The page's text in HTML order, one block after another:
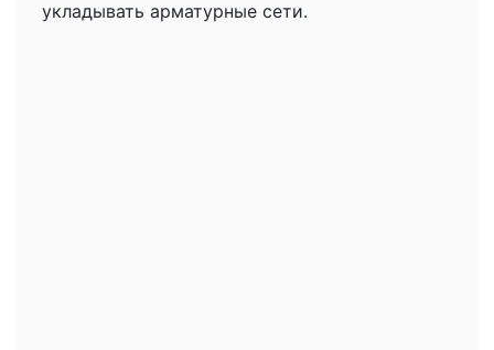
укладывать арматурные сети.